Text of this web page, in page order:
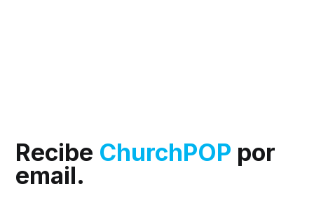
Recibe ChurchPOP por
email.